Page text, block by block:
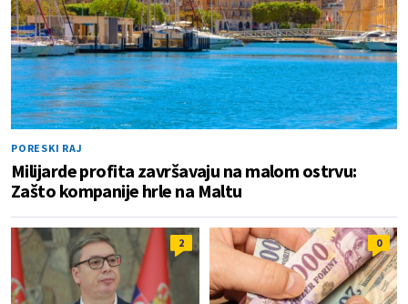
PORESKI RAJ
Milijarde profita završavaju na malom ostrvu:
Zašto kompanije hrle na Maltu
2 0